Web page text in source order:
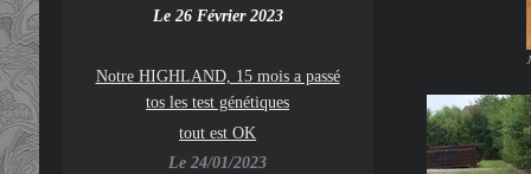
Le 26 Février 2023
Notre HIGHLAND, 15 mois a passé
tos les test génétiques
tout est OK
Le 24/01/2023